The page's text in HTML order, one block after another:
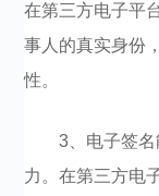
在第三方电子平
事人的真实身份
性。
3、电子签
力。在第三方电